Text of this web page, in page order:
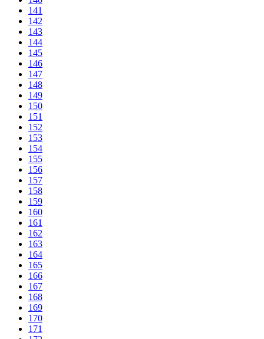
141
142
143
144
145
146
147
148
149
150
151
152
153
154
155
156
157
158
159
160
161
162
163
164
165
166
167
168
169
170
171